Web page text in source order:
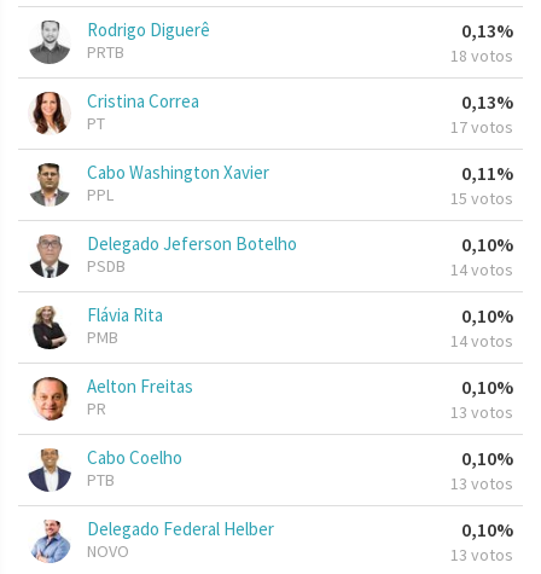
Rodrigo Diguerê
PRTB
0,13%
18 votos
Cristina Correa
PT
0,13%
17 votos
Cabo Washington Xavier
PPL
0,11%
15 votos
Delegado Jeferson Botelho
PSDB
0,10%
14 votos
Flávia Rita
PMB
0,10%
14 votos
Aelton Freitas
PR
0,10%
13 votos
Cabo Coelho
PTB
0,10%
13 votos
Delegado Federal Helber
NOVO
0,10%
13 votos